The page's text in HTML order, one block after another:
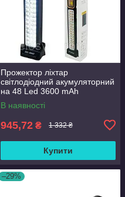
Прожектор ліхтар
світлодіодний акумуляторний
на 48 Led 3600 mAh
акумуляторний світильник
Чорний.
В наявності
945,72 ₴ 1 332 ₴
Купити
–29%